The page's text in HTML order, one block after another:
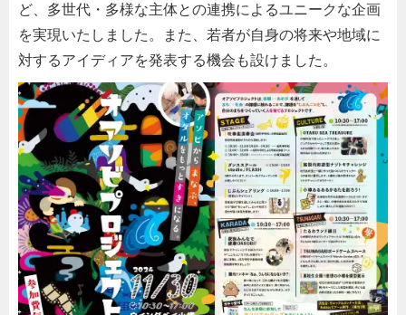
ど、多世代・多様な主体との連携によるユニークな企画
を実現いたしました。また、若者が自身の将来や地域に
対するアイディアを発表する機会も設けました。